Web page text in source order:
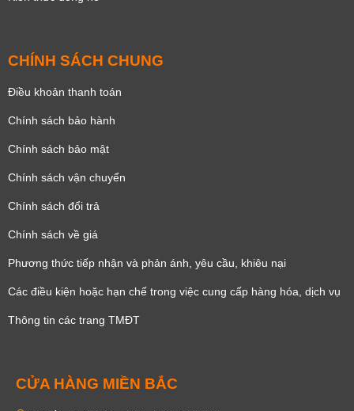
CHÍNH SÁCH CHUNG
Điều khoản thanh toán
Chính sách bảo hành
Chính sách bảo mật
Chính sách vận chuyển
Chính sách đổi trả
Chính sách về giá
Phương thức tiếp nhận và phản ánh, yêu cầu, khiêu nại
Các điều kiện hoặc hạn chế trong việc cung cấp hàng hóa, dịch vụ
Thông tin các trang TMĐT
CỬA HÀNG MIỀN BẮC